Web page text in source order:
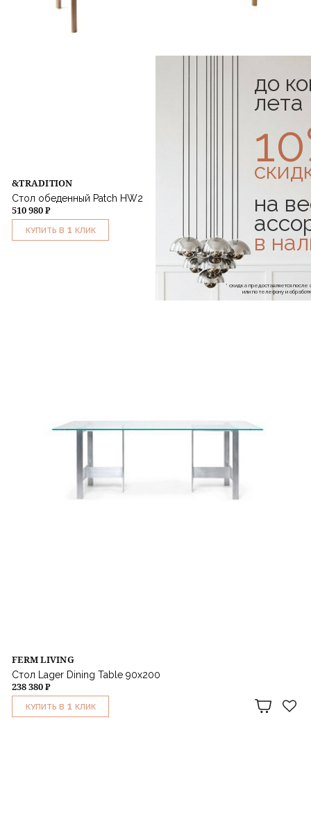
&TRADITION
Стол обеденный Patch HW2
510 980 ₽
КУПИТЬ В 1 КЛИК
FERM LIVING
Стол Lager Dining Table 90x200
238 380 ₽
КУПИТЬ В 1 КЛИК
до
лета
на
в
* скидка предоставляется
или по телефону и